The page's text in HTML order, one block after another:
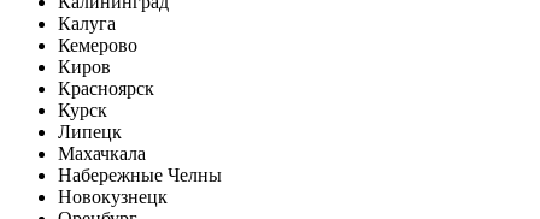
Калуга
Кемерово
Киров
Красноярск
Курск
Липецк
Махачкала
Набережные Челны
Новокузнецк